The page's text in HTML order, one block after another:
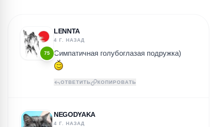
75
LENNTA
4 Г. НАЗАД
Симпатичная голубоглазая подружка)
ОТВЕТИТЬ КОПИРОВАТЬ
NEGODYAKA
4 Г. НАЗАД